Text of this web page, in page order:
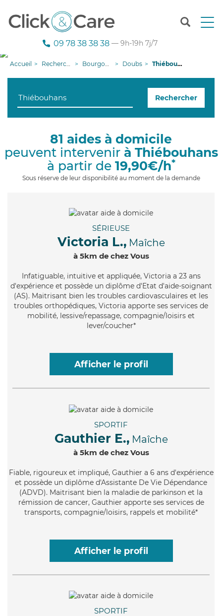
T
n
g
i
09 78 38 38 38 — 9h-19h 7j/7
Accueil Recherche aide à domicile Bourgogne-Franche-Comté Doubs Thiébouhans
Rechercher
81 aides à domicile
peuvent intervenir à Thiébouhans
à partir de 19,90€/h*
Sous réserve de leur disponibilité au moment de la demande
SÉRIEUSE
Victoria L., Maîche
à 5km de chez Vous
Infatiguable, intuitive et appliquée, Victoria a 23 ans
d'expérience et possède un diplôme d'Etat d'aide-soignant
(AS). Maitrisant bien les troubles cardiovasculaires et les
troubles orthopédiques, Victoria apporte ses services de
mobilité, lessive/repassage, compagnie/loisirs et
lever/coucher*
Afficher le profil
SPORTIF
Gauthier E., Maîche
à 5km de chez Vous
Fiable, rigoureux et impliqué, Gauthier a 6 ans d'expérience
et possède un diplôme d'Assistante De Vie Dépendance
(ADVD). Maitrisant bien la maladie de parkinson et la
rémission de cancer, Gauthier apporte ses services de
transports, compagnie/loisirs, rappels et mobilité*
Afficher le profil
SPORTIF